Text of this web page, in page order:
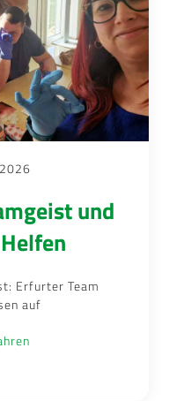
und
Erfurter Team
auf